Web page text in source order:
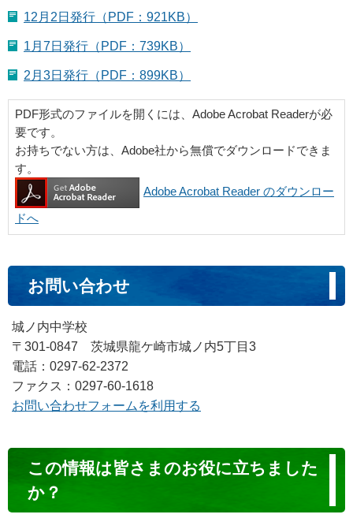
12月2日発行（PDF：921KB）
1月7日発行（PDF：739KB）
2月3日発行（PDF：899KB）
PDF形式のファイルを開くには、Adobe Acrobat Readerが必
要です。
お持ちでない方は、Adobe社から無償でダウンロードできま
す。
Adobe Acrobat Reader のダウンロー
ドへ
お問い合わせ
城ノ内中学校
〒301-0847 茨城県龍ケ崎市城ノ内5丁目3
電話：0297-62-2372
ファクス：0297-60-1618
お問い合わせフォームを利用する
ン
この情報は皆さまのお役に立ちました
か？